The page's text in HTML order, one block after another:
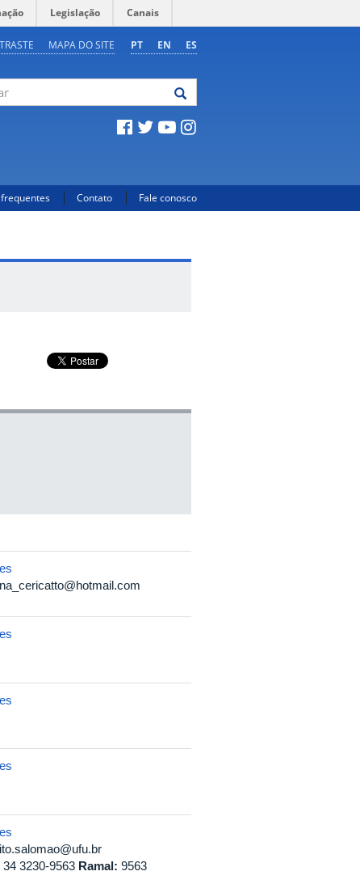
Legislação Canais
PT EN ES
MAPA DO SITE
Contato Fale conosco
34 3230-9563 Ramal:9563